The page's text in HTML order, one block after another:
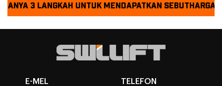
HANYA 3 LANGKAH UNTUK MENDAPATKAN SEBUTHARGA !
E-MEL TELEFON